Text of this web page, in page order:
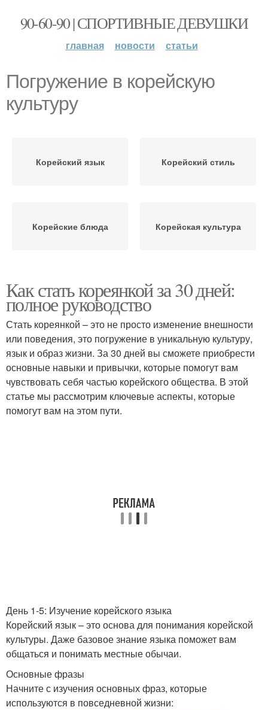
90-60-90 | СПОРТИВНЫЕ ДЕВУШКИ
главная новости статьи
Погружение в корейскую
культуру
Корейский язык Корейский стиль
Корейские блюда Корейская культура
Как стать кореянкой за 30 дней:
полное руководство
Стать кореянкой – это не просто изменение внешности
или поведения, это погружение в уникальную культуру,
язык и образ жизни. За 30 дней вы сможете приобрести
основные навыки и привычки, которые помогут вам
чувствовать себя частью корейского общества. В этой
статье мы рассмотрим ключевые аспекты, которые
помогут вам на этом пути.
День 1-5: Изучение корейского языка
Корейский язык – это основа для понимания корейской
культуры. Даже базовое знание языка поможет вам
общаться и понимать местные обычаи.
Основные фразы
Начните с изучения основных фраз, которые
используются в повседневной жизни: